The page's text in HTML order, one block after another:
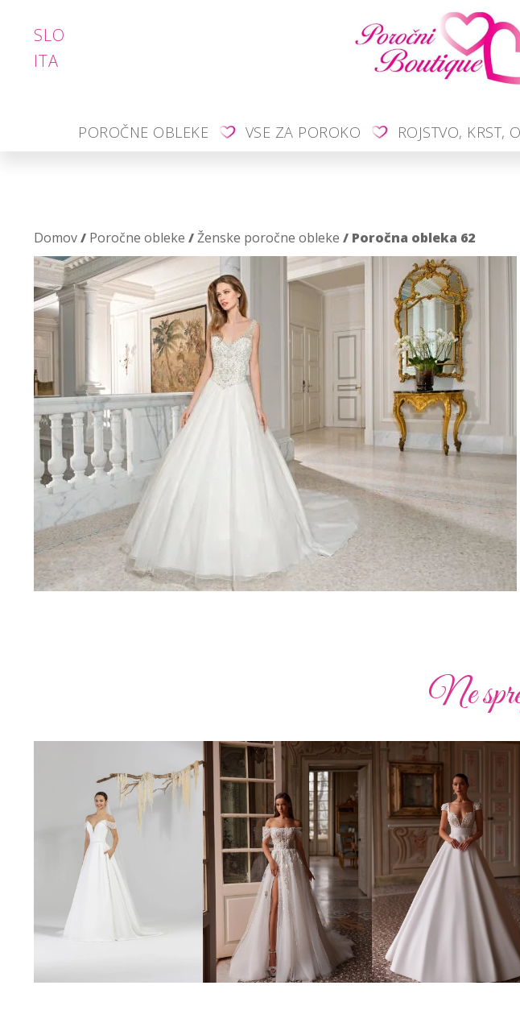
SLO
ITA
POROČNE OBLEKE VSE ZA POROKO ROJSTVO, KRST,
Domov/ Poročne obleke /Ženske poročne obleke / Poročna obleka 62
Ne
Poročna obleka 19 Poročna obleka 01
Poglej več
Poročna obleka
Poglej več